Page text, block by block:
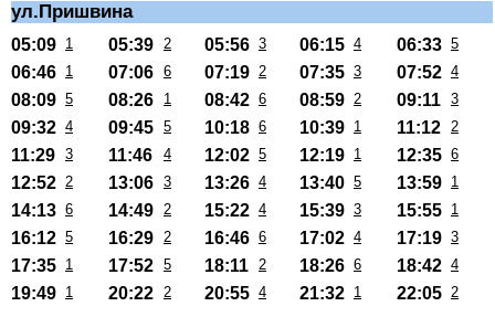
ул.Пришвина
05:09 1 05:39 2 05:56 3 06:15 4 06:33 5
06:46 1 07:06 6 07:19 2 07:35 3 07:52 4
08:09 5 08:26 1 08:42 6 08:59 2 09:11 3
09:32 4 09:45 5 10:18 6 10:39 1 11:12 2
11:29 3 11:46 4 12:02 5 12:19 1 12:35 6
12:52 2 13:06 3 13:26 4 13:40 5 13:59 1
14:13 6 14:49 2 15:22 4 15:39 3 15:55 1
16:12 5 16:29 2 16:46 6 17:02 4 17:19 3
17:35 1 17:52 5 18:11 2 18:26 6 18:42 4
19:49 1 20:22 2 20:55 4 21:32 1 22:05 2